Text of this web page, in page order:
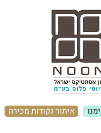
איתור נקודות מכירה